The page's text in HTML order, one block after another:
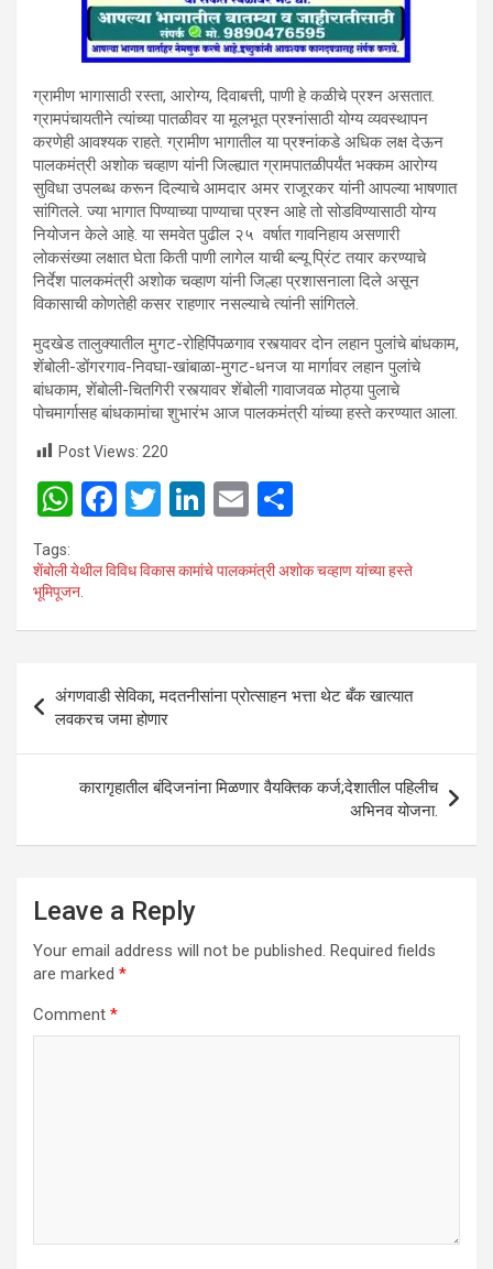
ग्रामीण भागासाठी रस्ता, आरोग्य, दिवाबत्ती, पाणी हे कळीचे प्रश्न असतात.
ग्रामपंचायतीने त्यांच्या पातळीवर या मूलभूत प्रश्नांसाठी योग्य व्यवस्थापन
करणेही आवश्यक राहते. ग्रामीण भागातील या प्रश्नांकडे अधिक लक्ष देऊन
पालकमंत्री अशोक चव्हाण यांनी जिल्ह्यात ग्रामपातळीपर्यंत भक्कम आरोग्य
सुविधा उपलब्ध करून दिल्याचे आमदार अमर राजूरकर यांनी आपल्या भाषणात
सांगितले. ज्या भागात पिण्याच्या पाण्याचा प्रश्न आहे तो सोडविण्यासाठी योग्य
नियोजन केले आहे. या समवेत पुढील २५ वर्षात गावनिहाय असणारी
लोकसंख्या लक्षात घेता किती पाणी लागेल याची ब्ल्यू प्रिंट तयार करण्याचे
निर्देश पालकमंत्री अशोक चव्हाण यांनी जिल्हा प्रशासनाला दिले असून
विकासाची कोणतेही कसर राहणार नसल्याचे त्यांनी सांगितले.
मुदखेड तालुक्यातील मुगट-रोहिपिंपळगाव रस्त्यावर दोन लहान पुलांचे बांधकाम,
शेंबोली-डोंगरगाव-निवघा-खांबाळा-मुगट-धनज या मार्गावर लहान पुलांचे
बांधकाम, शेंबोली-चितगिरी रस्त्यावर शेंबोली गावाजवळ मोठ्या पुलाचे
पोचमार्गासह बांधकामांचा शुभारंभ आज पालकमंत्री यांच्या हस्ते करण्यात आला.
Post Views: 220
W
at
s
A
p
F
ce
o
o
k
T
tt
Li
ke
n
E
ail ar
Tags:
शेंबोली येथील विविध विकास कामांचे पालकमंत्री अशोक चव्हाण यांच्या हस्ते
भूमिपूजन.
Post
navigation
अंगणवाडी सेविका, मदतनीसांना प्रोत्साहन भत्ता थेट बँक खात्यात
लवकरच जमा होणार
कारागृहातील बंदिजनांना मिळणार वैयक्तिक कर्ज;देशातील पहिलीच
अभिनव योजना.
Leave a Reply
Your email address will not be published. Required fields
are marked *
Comment *